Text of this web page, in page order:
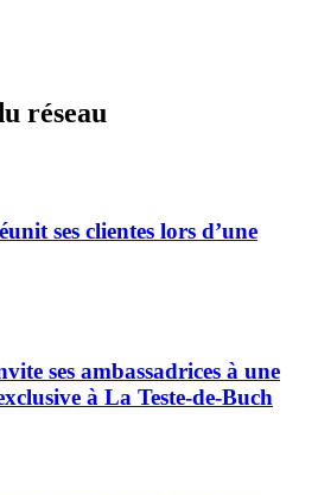
réseau
ses clientes lors d’une
ses ambassadrices à une
à La Teste-de-Buch